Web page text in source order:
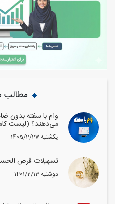
وام با سفته بدون
می‌دهند؟ (لیست کامل
1405/2/27 یکشنبه
تسهیلات قرض
1401/2/12 دوشنبه